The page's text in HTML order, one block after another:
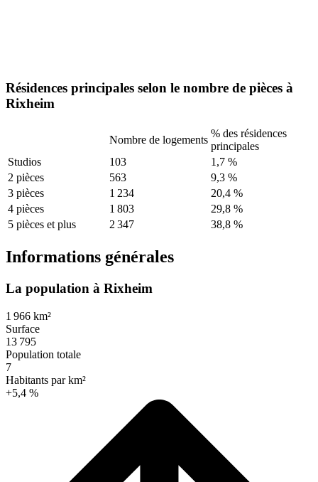
Résidences principales selon le nombre de pièces à
Rixheim
Nombre de logements
% des résidences
principales
Studios
103
1,7 %
2 pièces
563
9,3 %
3 pièces
1 234
20,4 %
4 pièces
1 803
29,8 %
5 pièces et plus
2 347 38,8 %
Informations générales
La population à Rixheim
1 966 km²
Surface
13 795
Population totale
7
Habitants par km²
+5,4 %